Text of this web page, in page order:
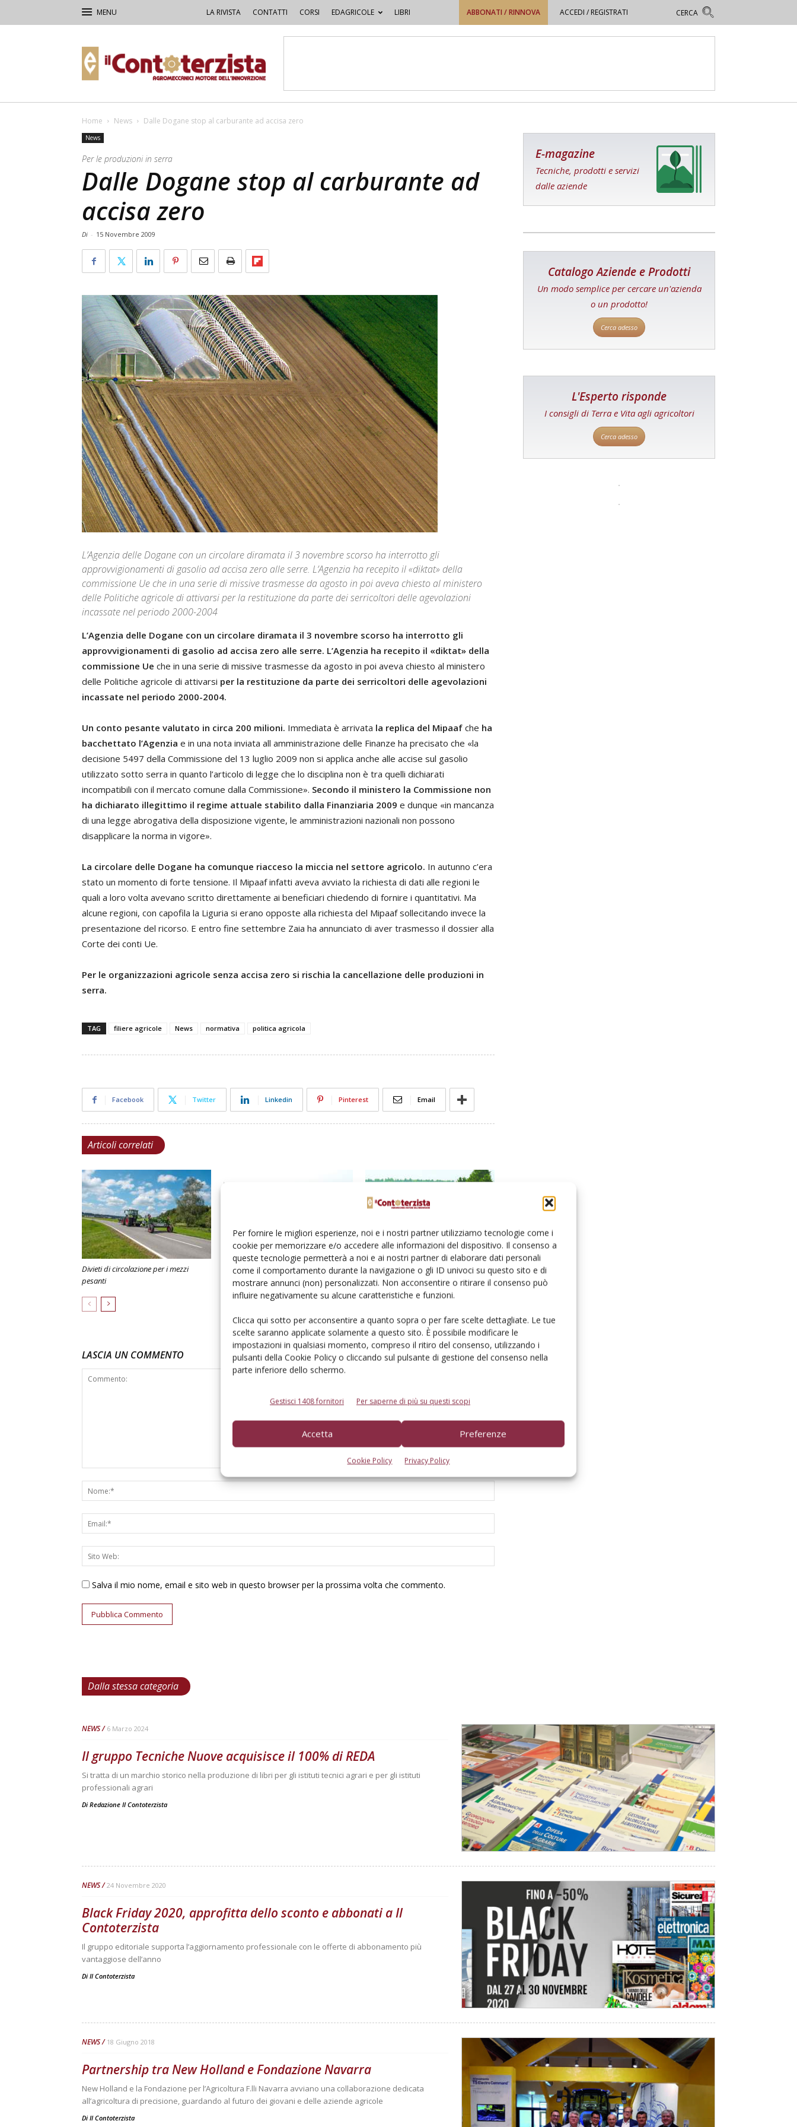
Per fornire le migliori esperienze, noi e i nostri partner utilizziamo tecnologie come i
cookie per memorizzare e/o accedere alle informazioni del dispositivo. Il consenso a
queste tecnologie permetterà a noi e ai nostri partner di elaborare dati personali
come il comportamento durante la navigazione o gli ID univoci su questo sito e di
mostrare annunci (non) personalizzati. Non acconsentire o ritirare il consenso può
influire negativamente su alcune caratteristiche e funzioni.
Clicca qui sotto per acconsentire a quanto sopra o per fare scelte dettagliate. Le tue
scelte saranno applicate solamente a questo sito. È possibile modificare le
impostazioni in qualsiasi momento, compreso il ritiro del consenso, utilizzando i
pulsanti della Cookie Policy o cliccando sul pulsante di gestione del consenso nella
parte inferiore dello schermo.
Gestisci 1408 fornitori Per saperne di più su questi scopi
Accetta Preferenze
Cookie Policy Privacy Policy
LA RIVISTA CONTATTI CORSI EDAGRICOLE LIBRI ABBONATI / RINNOVA ACCEDI / REGISTRATI
Contoterzista
Home News Dalle Dogane stop al carburante ad accisa zero
News
Per le produzioni in serra
Dalle Dogane stop al carburante ad
accisa zero
Di - 15 Novembre 2009
L’Agenzia delle Dogane con un circolare diramata il 3 novembre scorso ha interrotto gli
approvvigionamenti di gasolio ad accisa zero alle serre. L’Agenzia ha recepito il «diktat» della
commissione Ue che in una serie di missive trasmesse da agosto in poi aveva chiesto al ministero
delle Politiche agricole di attivarsi per la restituzione da parte dei serricoltori delle agevolazioni
incassate nel periodo 2000-2004
L’Agenzia delle Dogane con un circolare diramata il 3 novembre scorso ha interrotto gli
approvvigionamenti di gasolio ad accisa zero alle serre. L’Agenzia ha recepito il «diktat» della
commissione Ue che in una serie di missive trasmesse da agosto in poi aveva chiesto al ministero
delle Politiche agricole di attivarsi per la restituzione da parte dei serricoltori delle agevolazioni
incassate nel periodo 2000-2004.
Un conto pesante valutato in circa 200 milioni. Immediata è arrivata la replica del Mipaaf che ha
bacchettato l’Agenzia e in una nota inviata all amministrazione delle Finanze ha precisato che «la
decisione 5497 della Commissione del 13 luglio 2009 non si applica anche alle accise sul gasolio
utilizzato sotto serra in quanto l’articolo di legge che lo disciplina non è tra quelli dichiarati
incompatibili con il mercato comune dalla Commissione». Secondo il ministero la Commissione non
ha dichiarato illegittimo il regime attuale stabilito dalla Finanziaria 2009 e dunque «in mancanza
di una legge abrogativa della disposizione vigente, le amministrazioni nazionali non possono
disapplicare la norma in vigore».
La circolare delle Dogane ha comunque riacceso la miccia nel settore agricolo. In autunno c’era
stato un momento di forte tensione. Il Mipaaf infatti aveva avviato la richiesta di dati alle regioni le
quali a loro volta avevano scritto direttamente ai beneficiari chiedendo di fornire i quantitativi. Ma
alcune regioni, con capofila la Liguria si erano opposte alla richiesta del Mipaaf sollecitando invece la
presentazione del ricorso. E entro fine settembre Zaia ha annunciato di aver trasmesso il dossier alla
Corte dei conti Ue.
Per le organizzazioni agricole senza accisa zero si rischia la cancellazione delle produzioni in
serra.
TAG filiere agricole News normativa politica agricola
Facebook Twitter Linkedin Pinterest Email
Articoli correlati
Divieti di circolazione per i mezzi
pesanti
Depositi gasolio, arriva la conferma
delle Dogane
Addio ai permessi per i giorni festivi
LASCIA UN COMMENTO
Salva il mio nome, email e sito web in questo browser per la prossima volta che commento.
E-magazine
Tecniche, prodotti e servizi
dalle aziende
Catalogo Aziende e Prodotti
Un modo semplice per cercare un'azienda
o un prodotto!
Cerca adesso
L'Esperto risponde
I consigli di Terra e Vita agli agricoltori
Cerca adesso
Dalla stessa categoria
NEWS 6 Marzo 2024
Il gruppo Tecniche Nuove acquisisce il 100% di REDA
Si tratta di un marchio storico nella produzione di libri per gli istituti tecnici agrari e per gli istituti
professionali agrari
Di Redazione Il Contoterzista
NEWS 24 Novembre 2020
Black Friday 2020, approfitta dello sconto e abbonati a Il
Contoterzista
Il gruppo editoriale supporta l’aggiornamento professionale con le offerte di abbonamento più
vantaggiose dell’anno
Di Il Contoterzista
NEWS 18 Giugno 2018
Partnership tra New Holland e Fondazione Navarra
New Holland e la Fondazione per l’Agricoltura F.lli Navarra avviano una collaborazione dedicata
all’agricoltura di precisione, guardando al futuro dei giovani e delle aziende agricole
Di Il Contoterzista